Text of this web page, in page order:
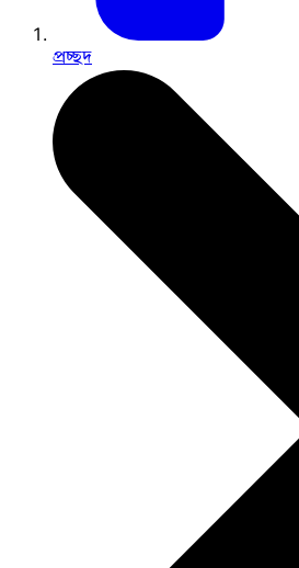
প্রচ্ছদ